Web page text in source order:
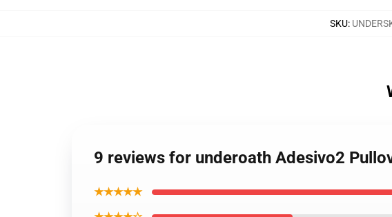
SKU:
9 reviews for underoath Adesivo2
★★★★★